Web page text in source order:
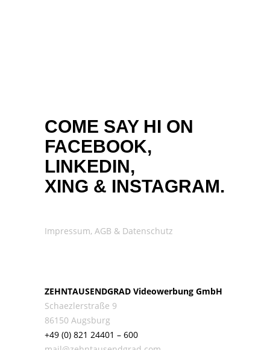
COME SAY HI ON
FACEBOOK,
LINKEDIN,
XING & INSTAGRAM.
Impressum, AGB & Datenschutz
ZEHNTAUSENDGRAD Videowerbung GmbH
Schaezlerstraße 9
86150 Augsburg
+49 (0) 821 24401 – 600